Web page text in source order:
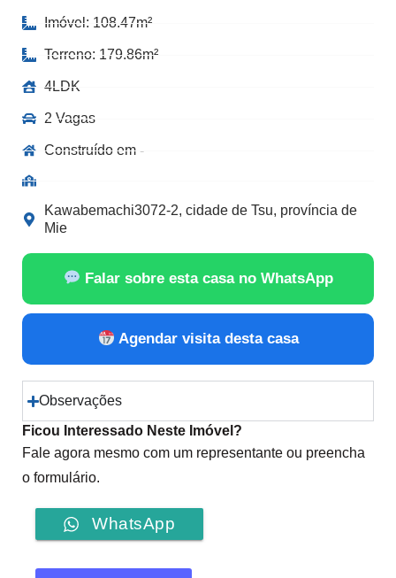
Imóvel: 108.47m²
Terreno: 179.86m²
4LDK
2 Vagas
Construído em -
Kawabemachi3072-2, cidade de Tsu, província de
Mie
Falar sobre esta casa no WhatsApp
Agendar visita desta casa
Observações
Ficou Interessado Neste Imóvel?
Fale agora mesmo com um representante ou preencha
o formulário.
WhatsApp